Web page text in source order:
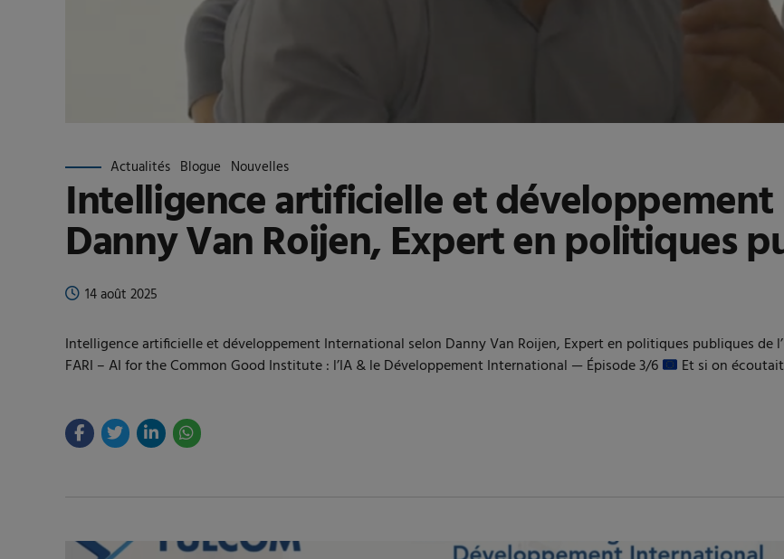
Actualités Blogue Nouvelles
Intelligence artificielle et
Danny Van Roijen, Expert en politiques
14 août 2025
Intelligence artificielle et développement International selon Danny Van Roijen, Expert en politiques publiques de
FARI – AI for the Common Good Institute : l’IA & le Développement International — Épisode 3/6
Et si on écoutait